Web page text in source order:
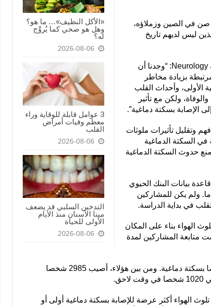
«الأكل النظيف»… ما هو؟
وهل هو صحي كما يُروَّج
له؟
2026-08-06
3 عوامل قابلة للوقاية وراء
معظم وفيات أمراض
القلب
2026-08-06
التدخين السلبي قد يضعف
مينا الأسنان منذ الأيام
الأولى للحياة
2026-08-06
صن في الصين وزملاؤه،
ليس لديهم تاريخ
وقالت الدراسة، التي نُشرت في مجلة Neurology: “وجدنا أن
بزيادة مخاطر
الأولى، وأحداث القلب
ولكن مع تأثير
الإصابة بسكتة دماغية”.
وتقليل تأثيرات ملوثات
في السكتة الدماغية
حدوث السكتة الدماغية
شخصا في قاعدة بيانات البنك الحيوي
المتحدة بمتوسط ​​عمر 56 عاما. ولم يكن للمشاركين
في بداية الدراسة.
الهواء بناء على المكان
متابعة المشاركين لمدة
وخلال ذلك الوقت، أصيب 5967 شخصا بسكتة دماغية. ومن بين هؤلاء، أصيب 2985 شخصا
الهواء أكثر عرضة للإصابة بسكتة دماغية أولى أو